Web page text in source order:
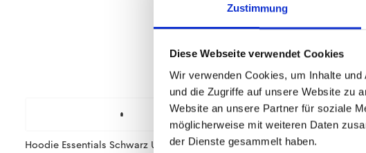
Zustimmung
Diese Webseite verwendet Cookies
Wir verwenden Cookies, um Inhalte
und die Zugriffe auf unsere Website zu
Website an unsere Partner für soziale
möglicherweise mit weiteren Daten
der Dienste gesammelt haben.
Hoodie Essentials Schwarz Unisex T-Shirt Essentials Schwarz Unisex